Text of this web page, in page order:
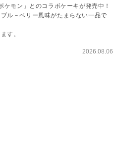
モン」とのコラボケーキが発売中！
ル－ベリー風味がたまらない一品で
す。
2026.08.06